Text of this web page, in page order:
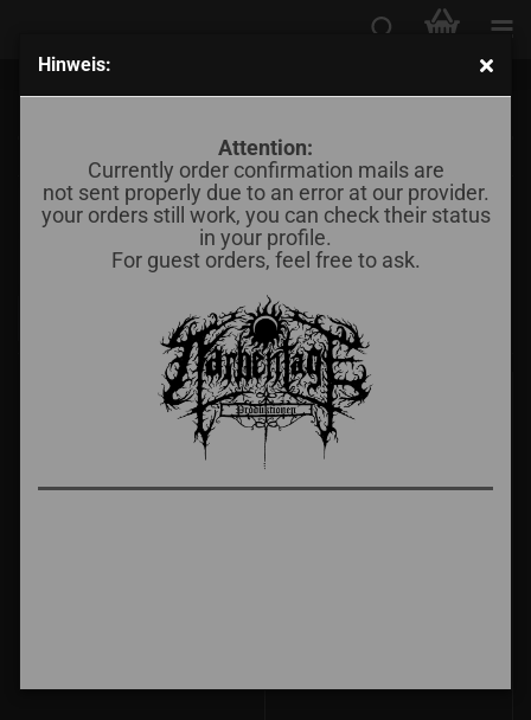
Hinweis:
Attention:
Currently order confirmation mails are
not sent properly due to an error at our provider.
your orders still work, you can check their status
in your profile.
For guest orders, feel free to ask.
Sortieren nach
Sortieren nach Alle Hersteller
34 35 36 37
-50%